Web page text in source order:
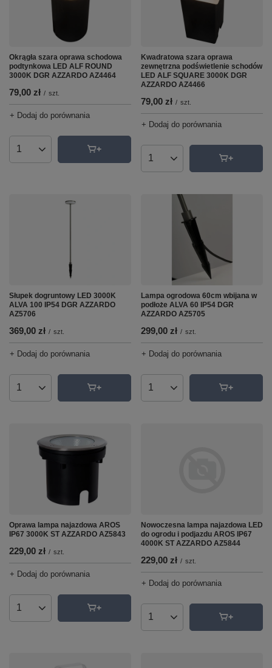
Okrągła szara oprawa schodowa
podtynkowa LED ALF ROUND
3000K DGR AZZARDO AZ4464
79,00 zł / szt.
+ Dodaj do porównania
Ilość produktów
Kwadratowa szara oprawa
zewnętrzna podświetlenie schodów
LED ALF SQUARE 3000K DGR
AZZARDO AZ4466
79,00 zł / szt.
+ Dodaj do porównania
Ilość produktów
Słupek dogruntowy LED 3000K
ALVA 100 IP54 DGR AZZARDO
AZ5706
369,00 zł / szt.
+ Dodaj do porównania
Ilość produktów
Lampa ogrodowa 60cm wbijana w
podłoże ALVA 60 IP54 DGR
AZZARDO AZ5705
299,00 zł / szt.
+ Dodaj do porównania
Ilość produktów
Oprawa lampa najazdowa AROS
IP67 3000K ST AZZARDO AZ5843
229,00 zł / szt.
+ Dodaj do porównania
Ilość produktów
Nowoczesna lampa najazdowa LED
do ogrodu i podjazdu AROS IP67
4000K ST AZZARDO AZ5844
229,00 zł / szt.
+ Dodaj do porównania
Ilość produktów